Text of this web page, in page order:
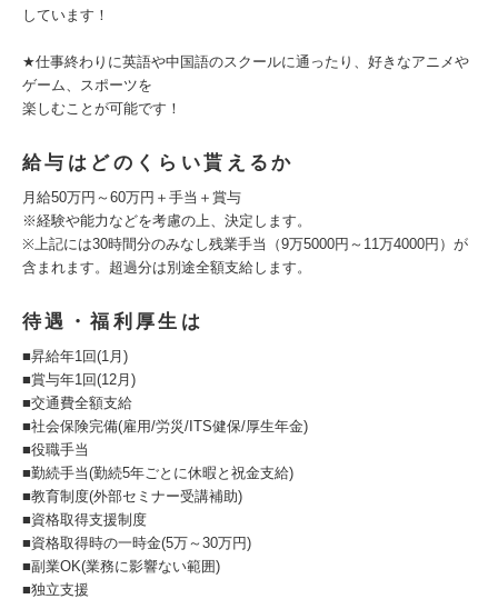
しています！
★仕事終わりに英語や中国語のスクールに通ったり、好きなアニメや
ゲーム、スポーツを
楽しむことが可能です！
給与はどのくらい貰えるか
月給50万円～60万円＋手当＋賞与
※経験や能力などを考慮の上、決定します。
※上記には30時間分のみなし残業手当（9万5000円～11万4000円）が
含まれます。超過分は別途全額支給します。
待遇・福利厚生は
■昇給年1回(1月)
■賞与年1回(12月)
■交通費全額支給
■社会保険完備(雇用/労災/ITS健保/厚生年金)
■役職手当
■勤続手当(勤続5年ごとに休暇と祝金支給)
■教育制度(外部セミナー受講補助)
■資格取得支援制度
■資格取得時の一時金(5万～30万円)
■副業OK(業務に影響ない範囲)
■独立支援